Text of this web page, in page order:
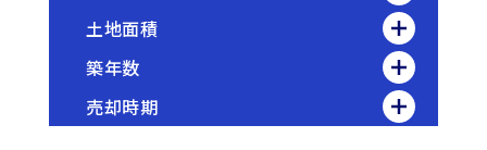
土地面積
築年数
売却時期